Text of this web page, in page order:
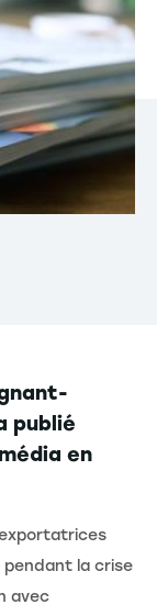
publié
en
exportatrices
la crise
avec